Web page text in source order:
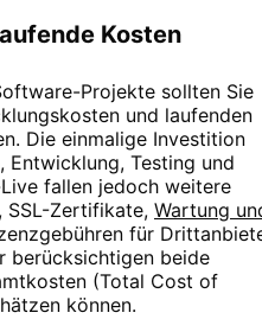
Kosten
Projekte sollten Sie
und laufenden
Die einmalige Investition
Entwicklung, Testing und
fallen jedoch weitere
SSL-Zertifikate, Wartung
für
berücksichtigen beide
(Total Cost of
können.